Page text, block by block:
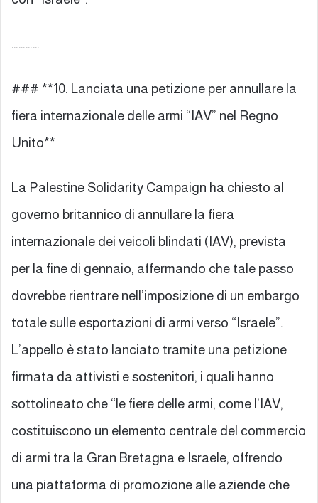
…………
### **10. Lanciata una petizione per annullare la
fiera internazionale delle armi “IAV” nel Regno
Unito**
La Palestine Solidarity Campaign ha chiesto al
governo britannico di annullare la fiera
internazionale dei veicoli blindati (IAV), prevista
per la fine di gennaio, affermando che tale passo
dovrebbe rientrare nell’imposizione di un embargo
totale sulle esportazioni di armi verso “Israele”.
L’appello è stato lanciato tramite una petizione
firmata da attivisti e sostenitori, i quali hanno
sottolineato che “le fiere delle armi, come l’IAV,
costituiscono un elemento centrale del commercio
di armi tra la Gran Bretagna e Israele, offrendo
una piattaforma di promozione alle aziende che